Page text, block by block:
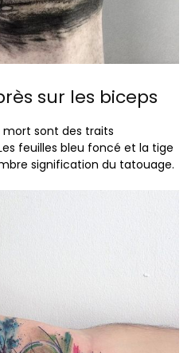
sur les biceps
mort sont des traits
feuilles bleu foncé et la tige
signification du tatouage.